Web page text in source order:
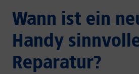
Wann ist ein
Handy
Reparatur?